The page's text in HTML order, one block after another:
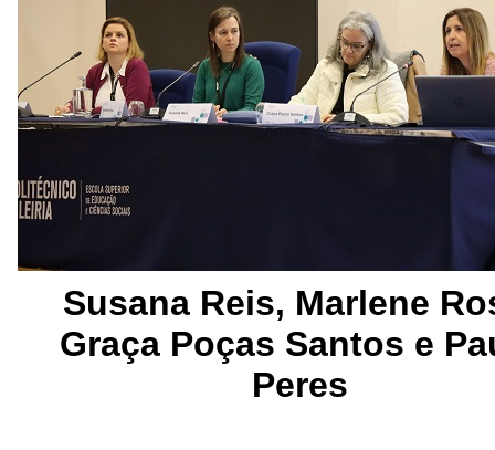
Susana Reis, Marlene
Graça Poças Santos e
Peres